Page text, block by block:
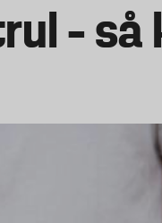
– så